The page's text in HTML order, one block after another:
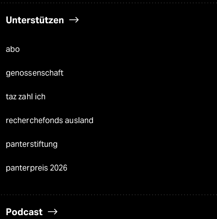
Unterstützen
abo
genossenschaft
taz zahl ich
recherchefonds ausland
panterstiftung
panterpreis 2026
Podcast